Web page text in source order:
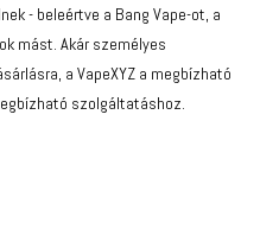
- beleértve a Bang Vape-ot, a
mást. Akár személyes
a VapeXYZ a megbízható
szolgáltatáshoz.